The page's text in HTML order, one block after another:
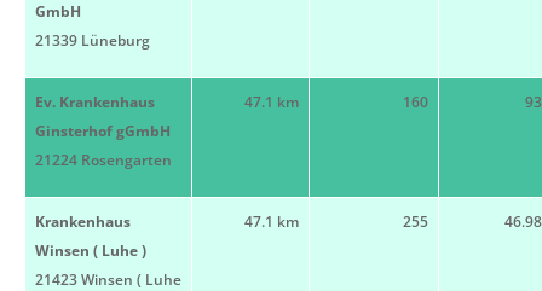
GmbH
21339 Lüneburg
Ev. Krankenhaus
Ginsterhof gGmbH
21224 Rosengarten
47.1 km 160
Krankenhaus
Winsen ( Luhe )
21423 Winsen ( Luhe
47.1 km 255